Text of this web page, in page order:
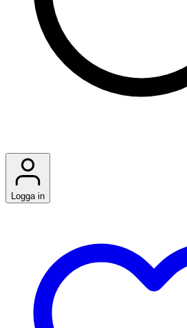
Logga in